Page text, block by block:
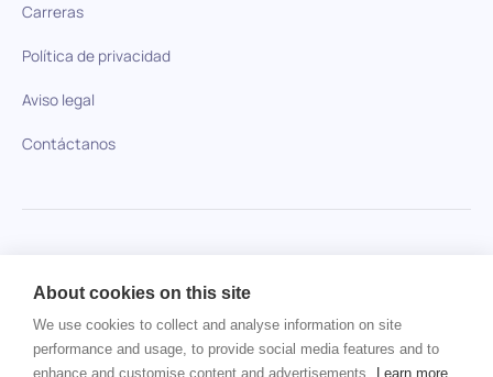
Carreras
Política de privacidad
Aviso legal
Contáctanos
No se ha encontrado ningún artículo.
About cookies on this site
We use cookies to collect and analyse information on site
performance and usage, to provide social media features and to
enhance and customise content and advertisements.
Learn more